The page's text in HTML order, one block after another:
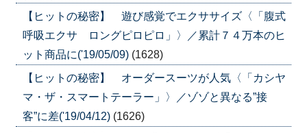
【ヒットの秘密】 遊び感覚でエクササイズ〈「腹式
呼吸エクサ ロングピロピロ」〉／累計７４万本のヒ
ット商品に('19/05/09) (1628)
【ヒットの秘密】 オーダースーツが人気〈「カシヤ
マ・ザ・スマートテーラー」〉／ゾゾと異なる”接
客”に差('19/04/12) (1626)